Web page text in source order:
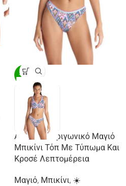
-20%
Aztec Mix Τριγωνικό Μαγιό
Μπικίνι Τόπ Με Τύπωμα Και
Κροσέ Λεπτομέρεια
Μαγιό, Μπικίνι, ☀️